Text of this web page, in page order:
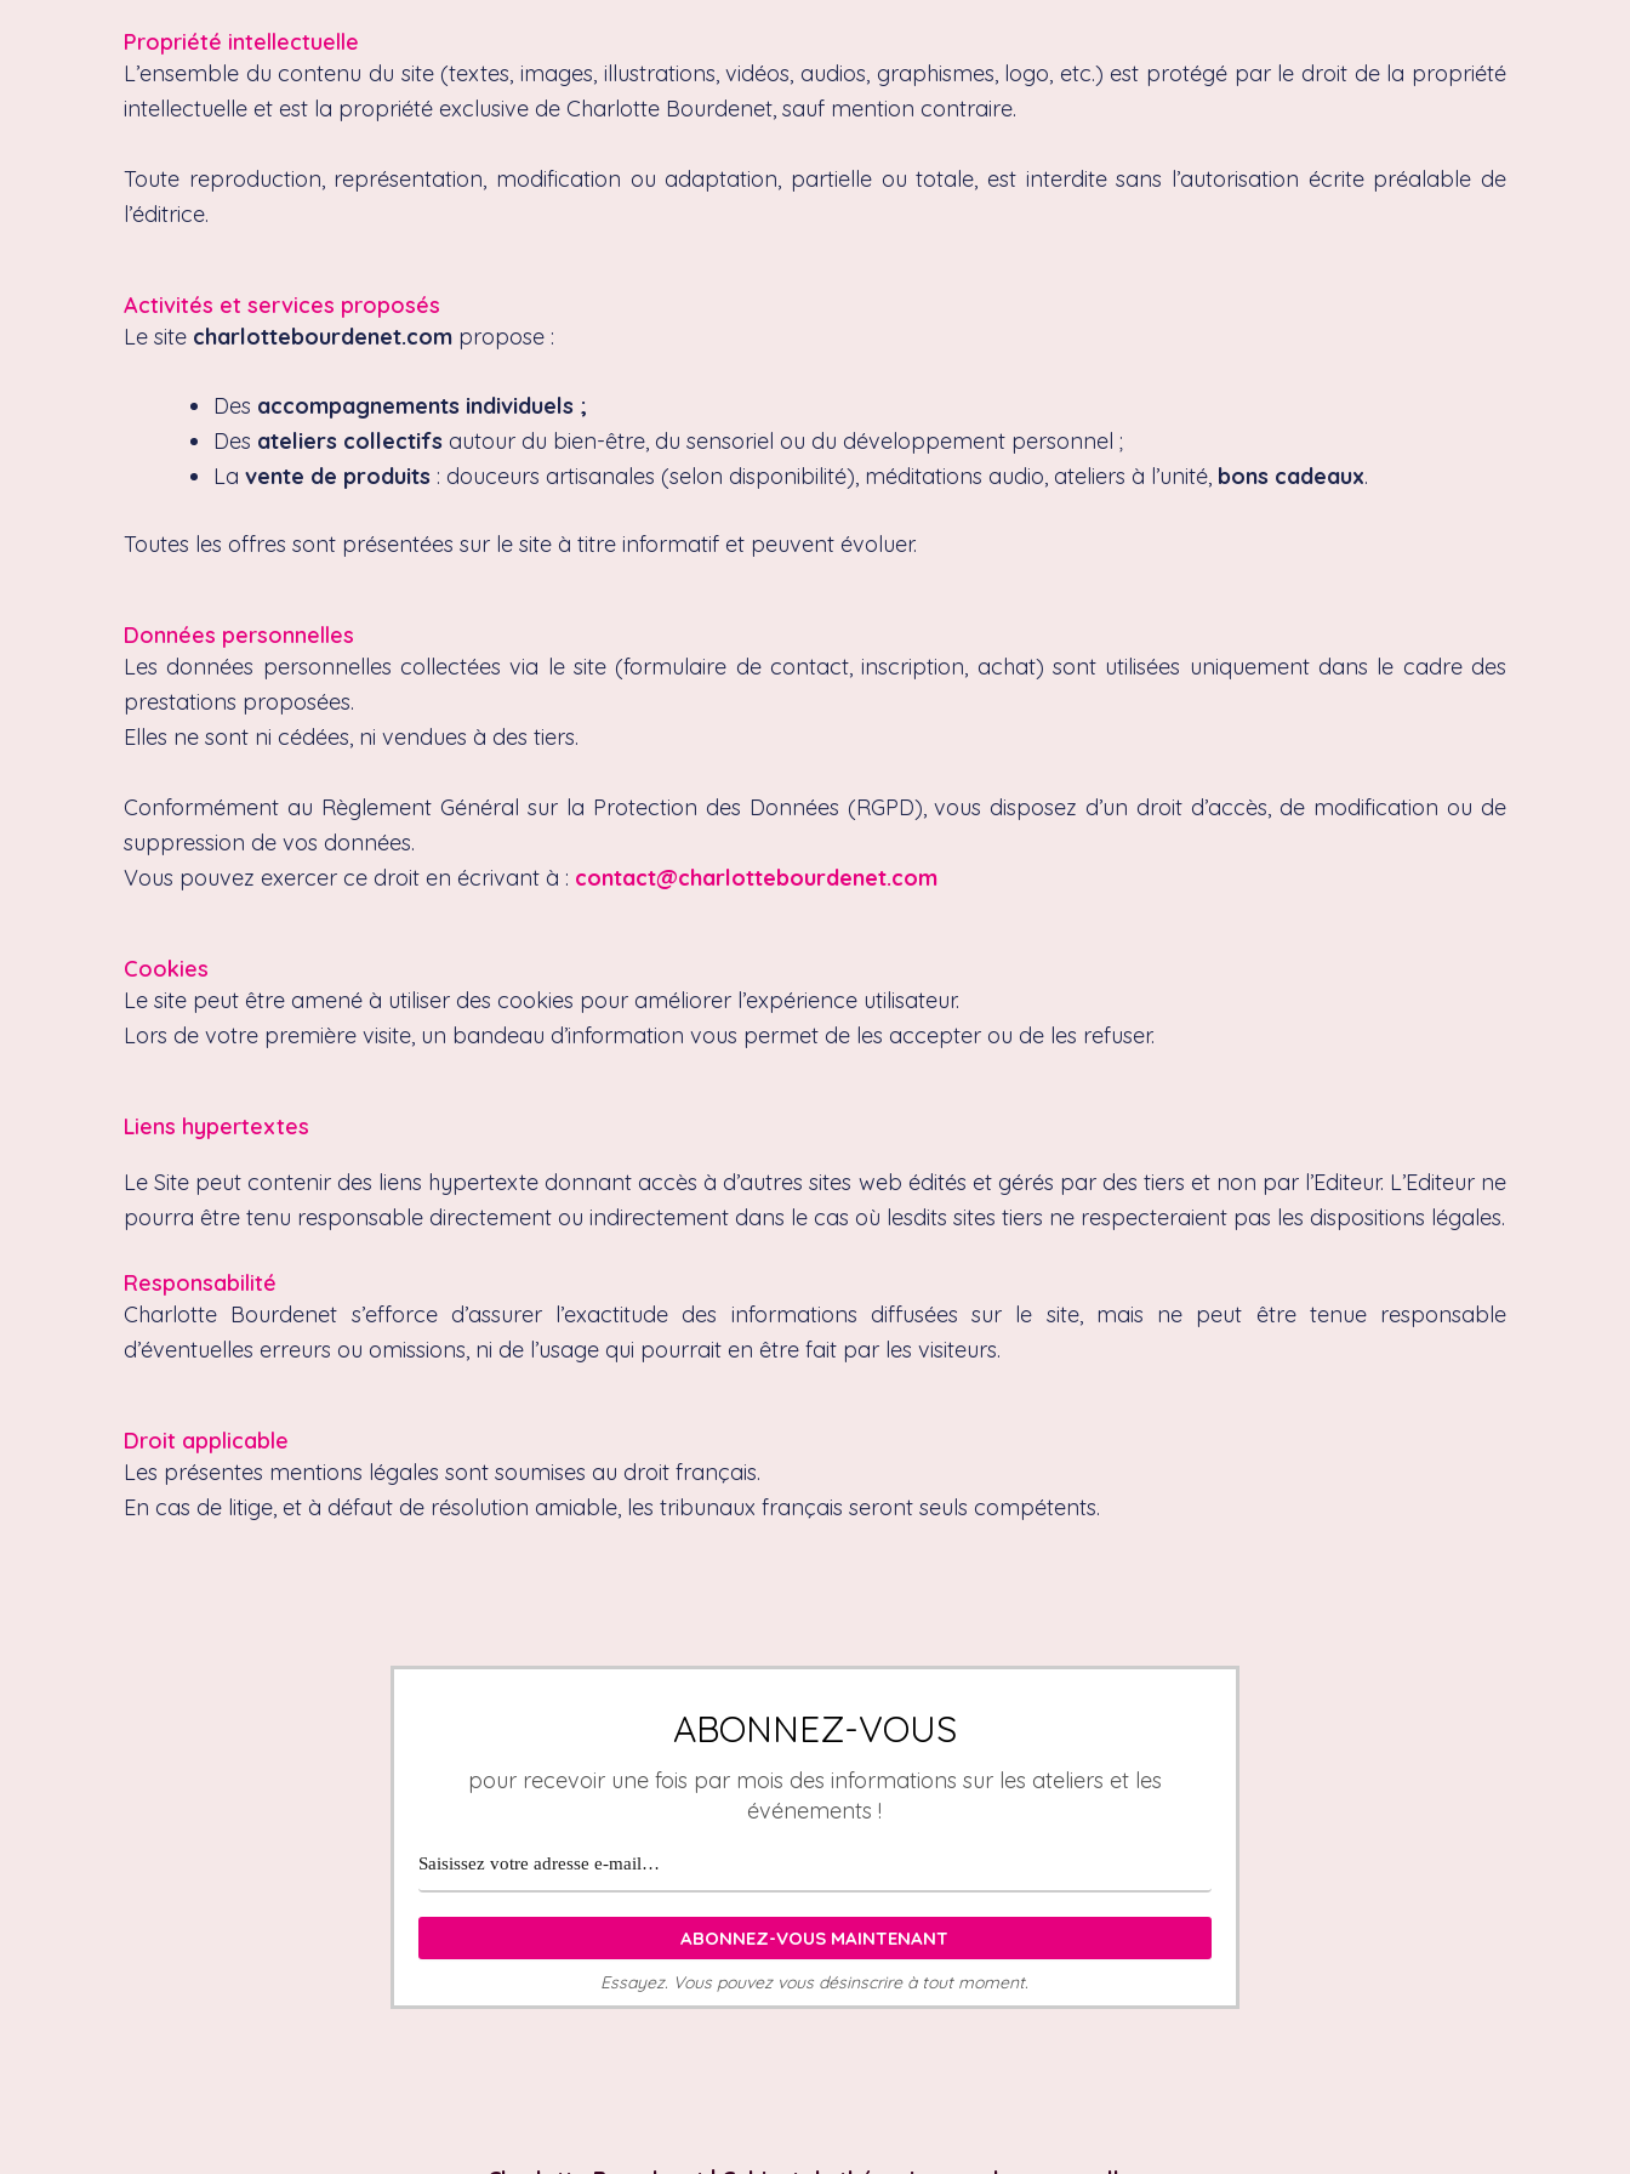
Propriété intellectuelle
L’ensemble du contenu du site (textes, images, illustrations, vidéos, audios, graphismes, logo, etc.) est protégé par le droit de la propriété
intellectuelle et est la propriété exclusive de Charlotte Bourdenet, sauf mention contraire.
Toute reproduction, représentation, modification ou adaptation, partielle ou totale, est interdite sans l’autorisation écrite préalable de
l’éditrice.
Activités et services proposés
Le site charlottebourdenet.com propose :
Des accompagnements individuels ;
Des ateliers collectifs autour du bien-être, du sensoriel ou du développement personnel ;
La vente de produits : douceurs artisanales (selon disponibilité), méditations audio, ateliers à l’unité, bons cadeaux.
Toutes les offres sont présentées sur le site à titre informatif et peuvent évoluer.
Données personnelles
Les données personnelles collectées via le site (formulaire de contact, inscription, achat) sont utilisées uniquement dans le cadre des
prestations proposées.
Elles ne sont ni cédées, ni vendues à des tiers.
Conformément au Règlement Général sur la Protection des Données (RGPD), vous disposez d’un droit d’accès, de modification ou de
suppression de vos données.
Vous pouvez exercer ce droit en écrivant à : contact@charlottebourdenet.com
Cookies
Le site peut être amené à utiliser des cookies pour améliorer l’expérience utilisateur.
Lors de votre première visite, un bandeau d’information vous permet de les accepter ou de les refuser.
Liens hypertextes
Le Site peut contenir des liens hypertexte donnant accès à d’autres sites web édités et gérés par des tiers et non par l’Editeur. L’Editeur ne
pourra être tenu responsable directement ou indirectement dans le cas où lesdits sites tiers ne respecteraient pas les dispositions légales.
Responsabilité
Charlotte Bourdenet s’efforce d’assurer l’exactitude des informations diffusées sur le site, mais ne peut être tenue responsable
d’éventuelles erreurs ou omissions, ni de l’usage qui pourrait en être fait par les visiteurs.
Droit applicable
Les présentes mentions légales sont soumises au droit français.
En cas de litige, et à défaut de résolution amiable, les tribunaux français seront seuls compétents.
ABONNEZ-VOUS
pour recevoir une fois par mois des informations sur les ateliers et les
événements !
Essayez. Vous pouvez vous désinscrire à tout moment.